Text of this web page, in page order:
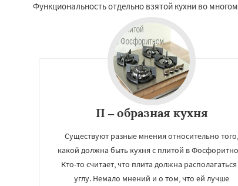
Функциональность отдельно взятой кухни во
П – образная кухня
Существуют разные мнения относительно того,
какой должна быть кухня с плитой в
Кто-то считает, что плита должна располагаться
углу. Немало мнений и о том, что ей лучше